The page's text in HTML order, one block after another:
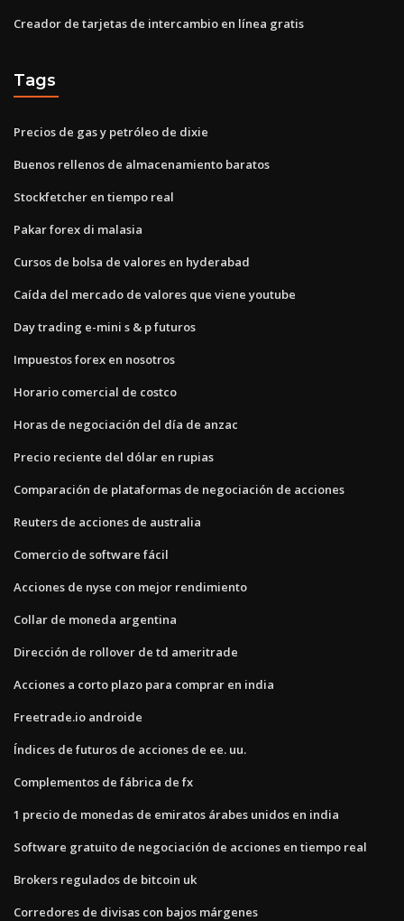
Creador de tarjetas de intercambio en línea gratis
Tags
Precios de gas y petróleo de dixie
Buenos rellenos de almacenamiento baratos
Stockfetcher en tiempo real
Pakar forex di malasia
Cursos de bolsa de valores en hyderabad
Caída del mercado de valores que viene youtube
Day trading e-mini s & p futuros
Impuestos forex en nosotros
Horario comercial de costco
Horas de negociación del día de anzac
Precio reciente del dólar en rupias
Comparación de plataformas de negociación de acciones
Reuters de acciones de australia
Comercio de software fácil
Acciones de nyse con mejor rendimiento
Collar de moneda argentina
Dirección de rollover de td ameritrade
Acciones a corto plazo para comprar en india
Freetrade.io androide
Índices de futuros de acciones de ee. uu.
Complementos de fábrica de fx
1 precio de monedas de emiratos árabes unidos en india
Software gratuito de negociación de acciones en tiempo real
Brokers regulados de bitcoin uk
Corredores de divisas con bajos márgenes